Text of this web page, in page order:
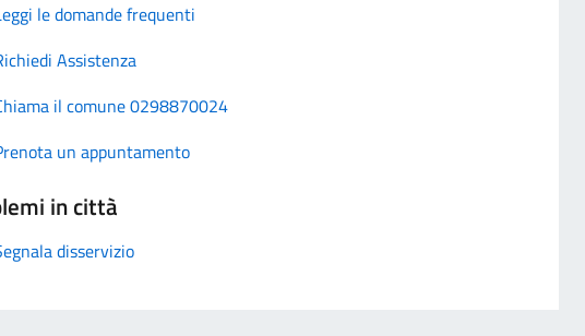
le domande frequenti
Assistenza
il comune 0298870024
un appuntamento
in città
disservizio